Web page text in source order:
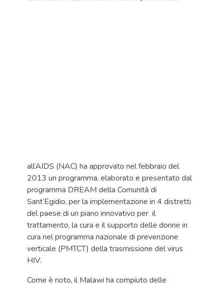
all’AIDS (NAC) ha approvato nel febbraio del
2013 un programma, elaborato e presentato dal
programma DREAM della Comunità di
Sant’Egidio, per la implementazione in 4 distretti
del paese di un piano innovativo per il
trattamento, la cura e il supporto delle donne in
cura nel programma nazionale di prevenzione
verticale (PMTCT) della trasmissione del virus
HIV.
Come è noto, il Malawi ha compiuto delle